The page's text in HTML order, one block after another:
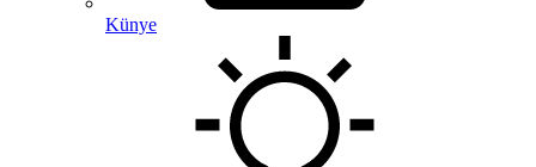
Künye